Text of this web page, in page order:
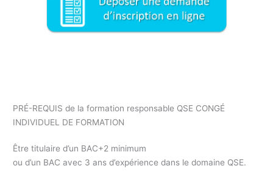
PRÉ-REQUIS de la formation responsable QSE CONGÉ
INDIVIDUEL DE FORMATION
Être titulaire d’un BAC+2 minimum
ou d’un BAC avec 3 ans d’expérience dans le domaine QSE.